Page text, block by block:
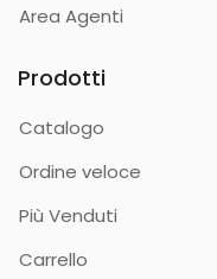
Area Agenti
Prodotti
Catalogo
Ordine veloce
Più Venduti
Carrello